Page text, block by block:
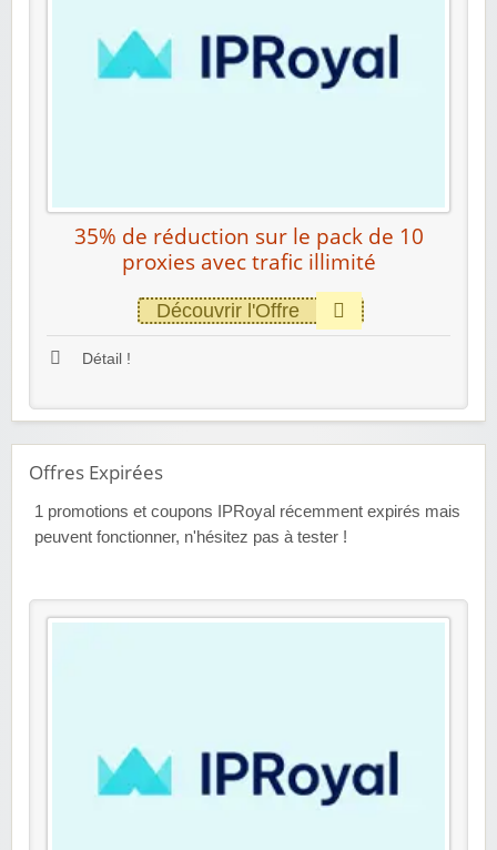
35% de réduction sur le pack de 10
proxies avec trafic illimité
Découvrir l'Offre
Détail !
Offres Expirées
1 promotions et coupons IPRoyal récemment expirés mais
peuvent fonctionner, n'hésitez pas à tester !